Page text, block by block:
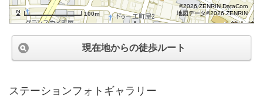
100m
©2026 ZENRIN DataCom
地図データ©2026 ZENRIN
現在地からの徒歩ルート
ステーションフォトギャラリー